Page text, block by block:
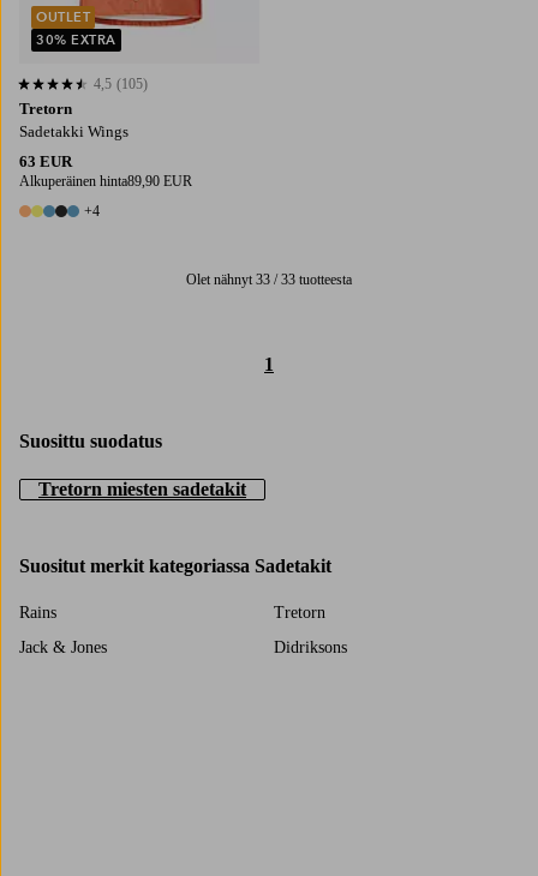
Tretorn
Sadetakki Wings
63 EUR
Alkuperäinen hinta89,90 EUR
9 värejä
+4
4,5 perustuen 105 arvosanaan
4,5 (105)
OUTLET
30% EXTRA
Olet nähnyt 33 / 33 tuotteesta
1
Suosittu suodatus
Tretorn miesten sadetakit
Suositut merkit kategoriassa Sadetakit
Rains
Tretorn
Jack & Jones
Didriksons